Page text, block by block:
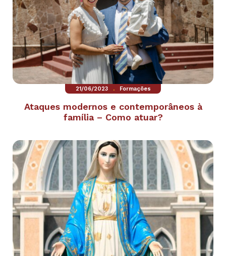
21/06/2023 . Formações
Ataques modernos e contemporâneos à
família – Como atuar?